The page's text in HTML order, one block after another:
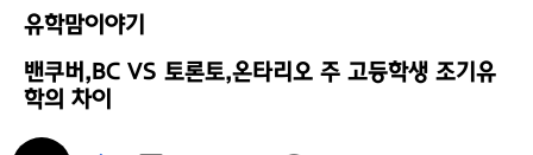
유학맘이야기
밴쿠버,BC VS 토론토,온타리오 주 고등학생 조기유
학의 차이